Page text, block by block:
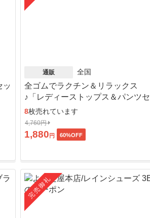
ッ
通販 全国
全ゴムでラクチン＆リラックス
♪「レディーストップス＆パンツセ
ット」
8枚売れています
4,760円
1,880 円 60%OFF
完売御礼